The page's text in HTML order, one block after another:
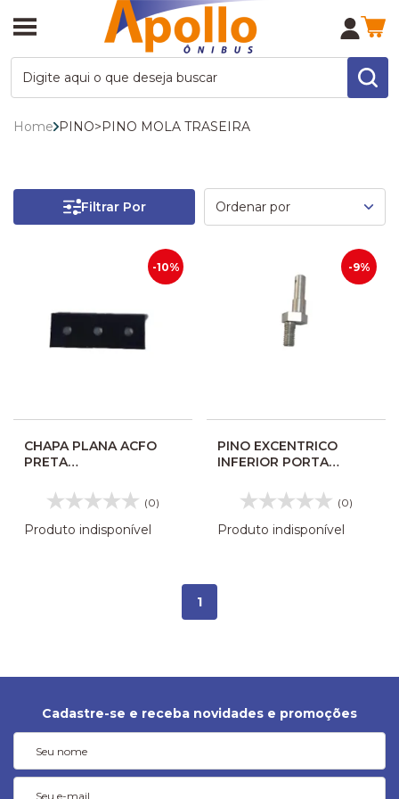
Home PINO>PINO MOLA TRASEIRA
Filtrar Por
-10%
CHAPA PLANA ACFO
PRETA
00790011003
(0)
Produto indisponível
-9%
PINO EXCENTRICO
INFERIOR PORTA
(0)
Produto indisponível
1
Cadastre-se e receba novidades e promoções